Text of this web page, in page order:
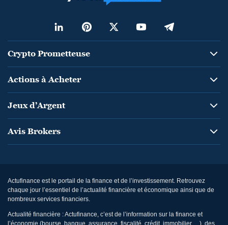
Crypto Prometteuse
Actions à Acheter
Jeux d’Argent
Avis Brokers
Actufinance est le portail de la finance et de l’investissement. Retrouvez
chaque jour l’essentiel de l’actualité financière et économique ainsi que de
nombreux services financiers.
Actualité financière : Actufinance, c’est de l’information sur la finance et
l’économie (bourse, banque, assurance, fiscalité, crédit, immobilier… ), des